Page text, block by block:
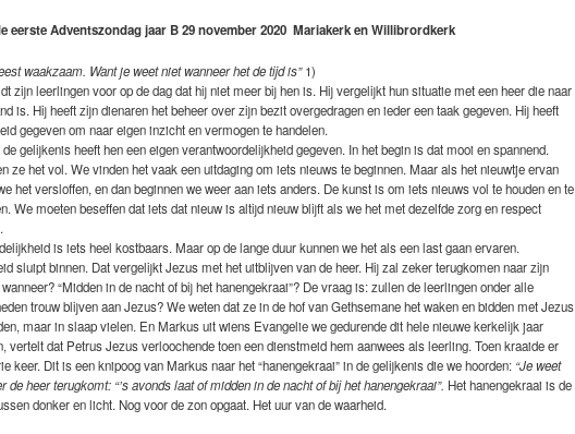
eerste Adventszondag jaar B 29 november 2020 Mariakerk en Willibrordkerk
waakzaam. Want je weet niet wanneer het de tijd is”1)
zijn leerlingen voor op de dag dat hij niet meer bij hen is. Hij vergelijkt hun situatie met een heer die naar
is. Hij heeft zijn dienaren het beheer over zijn bezit overgedragen en ieder een taak gegeven. Hij heeft
gegeven om naar eigen inzicht en vermogen te handelen.
gelijkenis heeft hen een eigen verantwoordelijkheid gegeven. In het begin is dat mooi en spannend.
ze het vol. We vinden het vaak een uitdaging om iets nieuws te beginnen. Maar als het nieuwtje ervan
het versloffen, en dan beginnen we weer aan iets anders. De kunst is om iets nieuws vol te houden en te
We moeten beseffen dat iets dat nieuw is altijd nieuw blijft als we het met dezelfde zorg en respect
is iets heel kostbaars. Maar op de lange duur kunnen we het als een last gaan ervaren.
sluipt binnen. Dat vergelijkt Jezus met het uitblijven van de heer. Hij zal zeker terugkomen naar zijn
“Midden in de nacht of bij het hanengekraai”? De vraag is: zullen de leerlingen onder alle
trouw blijven aan Jezus? We weten dat ze in de hof van Gethsemane het waken en bidden met Jezus
maar in slaap vielen. En Markus uit wiens Evangelie we gedurende dit hele nieuwe kerkelijk jaar
vertelt dat Petrus Jezus verloochende toen een dienstmeid hem aanwees als leerling. Toen kraaide er
keer. Dit is een knipoog van Markus naar het “hanengekraai” in de gelijkenis die we hoorden: “Je weet
de heer terugkomt: “’s avonds laat of midden in de nacht of bij het hanengekraai”. Het hanengekraai is de
donker en licht. Nog voor de zon opgaat. Het uur van de waarheid.